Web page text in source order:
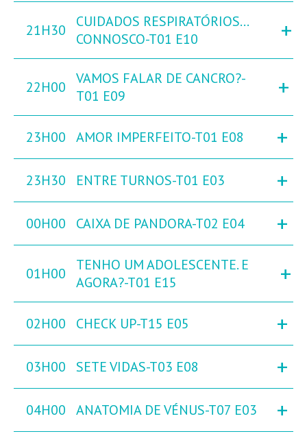
21H30
CUIDADOS RESPIRATÓRIOS…
CONNOSCO-T01 E10
+
22H00
VAMOS FALAR DE CANCRO?-
T01 E09
+
23H00 AMOR IMPERFEITO-T01 E08 +
23H30 ENTRE TURNOS-T01 E03 +
00H00 CAIXA DE PANDORA-T02 E04 +
01H00
TENHO UM ADOLESCENTE. E
AGORA?-T01 E15
+
02H00 CHECK UP-T15 E05 +
03H00 SETE VIDAS-T03 E08 +
04H00 ANATOMIA DE VÉNUS-T07 E03 +